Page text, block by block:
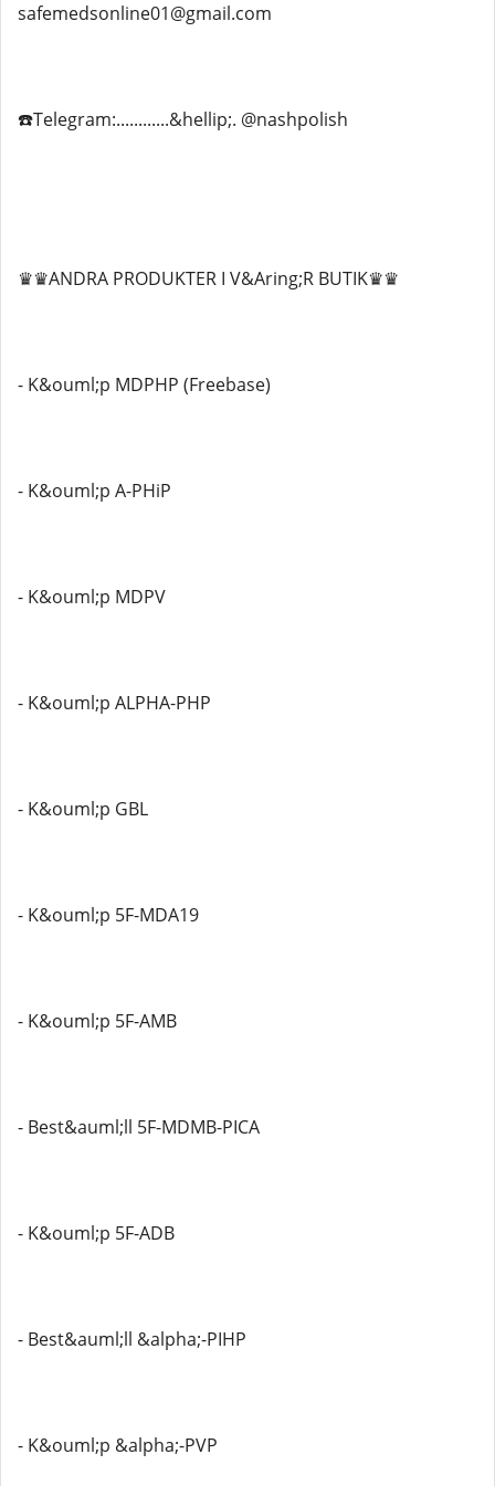
safemedsonline01@gmail.com
☎️Telegram:............&hellip;. @nashpolish
♛♛ANDRA PRODUKTER I V&Aring;R BUTIK♛♛
- K&ouml;p MDPHP (Freebase)
- K&ouml;p A-PHiP
- K&ouml;p MDPV
- K&ouml;p ALPHA-PHP
- K&ouml;p GBL
- K&ouml;p 5F-MDA19
- K&ouml;p 5F-AMB
- Best&auml;ll 5F-MDMB-PICA
- K&ouml;p 5F-ADB
- Best&auml;ll &alpha;-PIHP
- K&ouml;p &alpha;-PVP